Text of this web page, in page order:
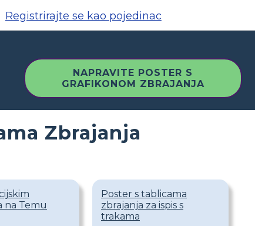
Registrirajte se kao pojedinac
NAPRAVITE POSTER S
GRAFIKONOM ZBRAJANJA
Zbrajanja
na Temu
Poster s tablicama
zbrajanja za ispis s
trakama